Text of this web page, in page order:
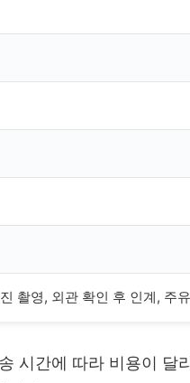
촬영, 외관 확인 후 인계, 주
시간에 따라 비용이 달